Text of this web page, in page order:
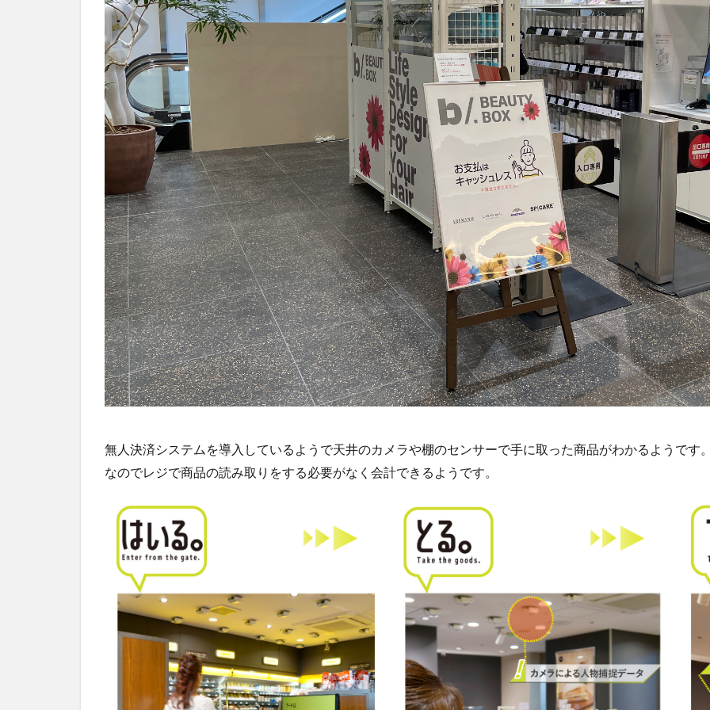
無人決済システムを導入しているようで天井のカメラや棚のセンサーで手に取った商品がわかるようです
なのでレジで商品の読み取りをする必要がなく会計できるようです。